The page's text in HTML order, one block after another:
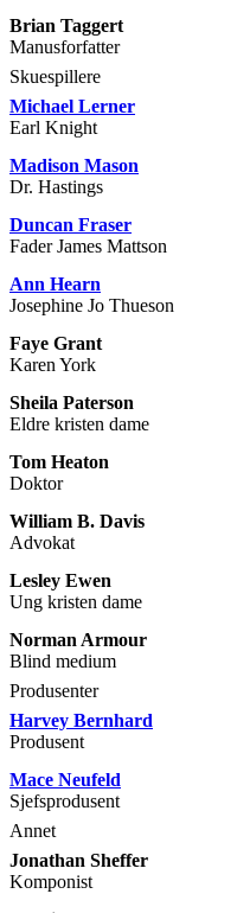
Brian Taggert
Manusforfatter
Skuespillere
Michael Lerner
Earl Knight
Madison Mason
Dr. Hastings
Duncan Fraser
Fader James Mattson
Ann Hearn
Josephine Jo Thueson
Faye Grant
Karen York
Sheila Paterson
Eldre kristen dame
Tom Heaton
Doktor
William B. Davis
Advokat
Lesley Ewen
Ung kristen dame
Norman Armour
Blind medium
Produsenter
Harvey Bernhard
Produsent
Mace Neufeld
Sjefsprodusent
Annet
Jonathan Sheffer
Komponist